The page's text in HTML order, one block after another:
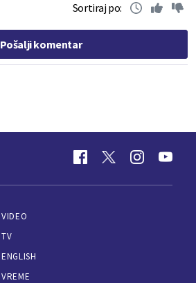
Sortiraj po:
Pošalji komentar
VIDEO
TV
ENGLISH
VREME